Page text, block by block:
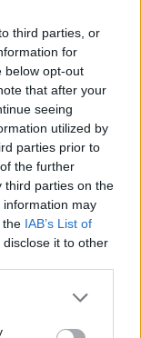
third parties, or
for
below opt-out
that after your
seeing
utilized by
parties prior to
the further
third parties on the
information may
the IAB’s List of
it to other
or more Google
You may click to
σε